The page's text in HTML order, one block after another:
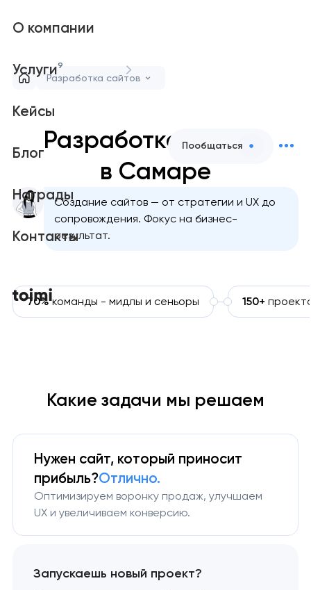
О компании
Услуги9
Кейсы
Блог
Награды
Контакты
Пообщаться
Разработка сайтов
Разработка сайтов
в Самаре
Создание сайтов — от стратегии и UX до
сопровождения. Фокус на бизнес-
результат.
70%команды - мидлы и сеньоры 150+
Какие задачи мы решаем
Нужен сайт, который приносит
прибыль?Отлично.
Оптимизируем воронку продаж, улучшаем
UX и увеличиваем конверсию.
Запускаешь новый проект?